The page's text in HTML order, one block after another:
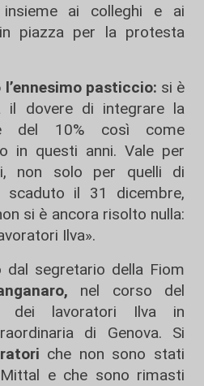
ai colleghi e ai
piazza per la protesta
pasticcio: si è
il dovere di integrare la
del 10% così come
in questi anni. Vale per
non solo per quelli di
scaduto il 31 dicembre,
si è ancora risolto nulla:
Ilva».
segretario della Fiom
nel corso del
dei lavoratori Ilva in
di Genova. Si
che non sono stati
e che sono rimasti